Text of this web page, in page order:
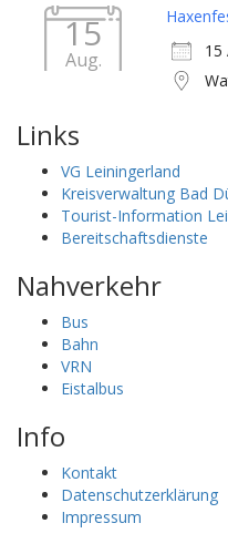
15
Aug.
15
Links
VG Leiningerland
Kreisverwaltung Bad
Tourist-Information
Bereitschaftsdienste
Nahverkehr
Bus
Bahn
VRN
Eistalbus
Info
Kontakt
Datenschutzerklärung
Impressum